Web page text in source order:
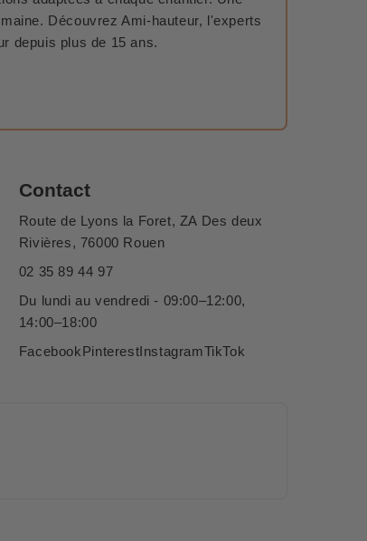
Découvrez Ami-hauteur, l'experts
depuis plus de 15 ans.
Contact
Route de Lyons la Foret, ZA Des deux
Rivières, 76000 Rouen
02 35 89 44 97
Du lundi au vendredi - 09:00–12:00,
14:00–18:00
FacebookPinterestInstagramTikTok